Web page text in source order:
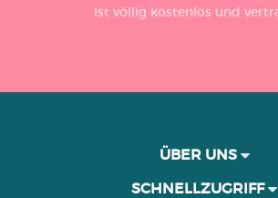
Ist völlig kostenlos und
ÜBER UNS
SCHNELLZUGRIFF